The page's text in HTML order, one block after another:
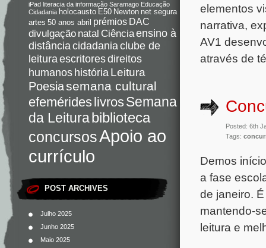
iPad literacia da informação Saramago Educação
Cidadania holocausto E50 Newton net segura
artes 50 anos abril prémios DAC
divulgação natal Ciênciaensino à
distânciacidadaniaclube de
leituraescritoresdireitos
humanoshistória Leitura
Poesiasemana cultural
efemérideslivrosSemana
da Leiturabiblioteca
concursosApoio ao
currículo
POST ARCHIVES
Julho 2025
Junho 2025
Maio 2025
elementos
narrativa,
AV1
através de
Posted: 6th
Tags:
Demos
a fase
de janeiro.
mantendo-
leitura e